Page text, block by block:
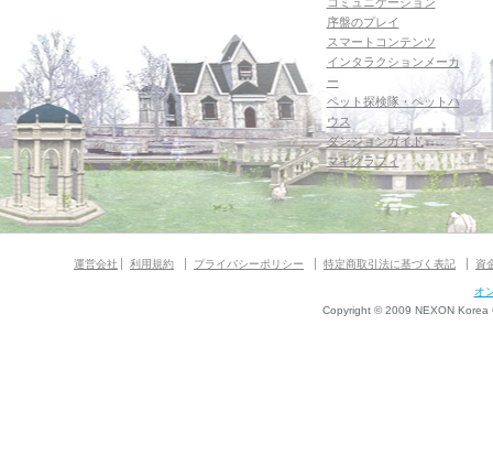
序盤のプレイ
スマートコンテンツ
インタラクションメーカ
ー
ペット探検隊・ペットハ
ウス
ダンジョンガイド
マギグラフィ
運営会社 利用規約 プライバシーポリシー 特定商取引法に基づく表記 資
オ
Copyright © 2009 NEXON Korea